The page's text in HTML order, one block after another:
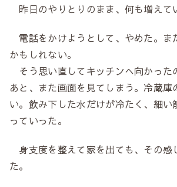
昨日のやりとりのまま、何も増えて
電話をかけようとして、やめた。ま
かもしれない。
そう思い直してキッチンへ向かった
あと、また画面を見てしまう。冷蔵庫
い。飲み下した水だけが冷たく、細い
っていった。
身支度を整えて家を出ても、その感
た。